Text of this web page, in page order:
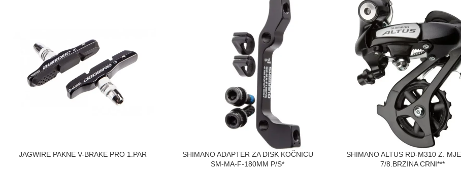
JAGWIRE PAKNE V-BRAKE PRO 1.PAR
SHIMANO ADAPTER ZA DISK KOČNICU
SM-MA-F-180MM P/S*
SHIMANO ALTUS RD-M310 Z.
7/8.BRZINA CRNI***